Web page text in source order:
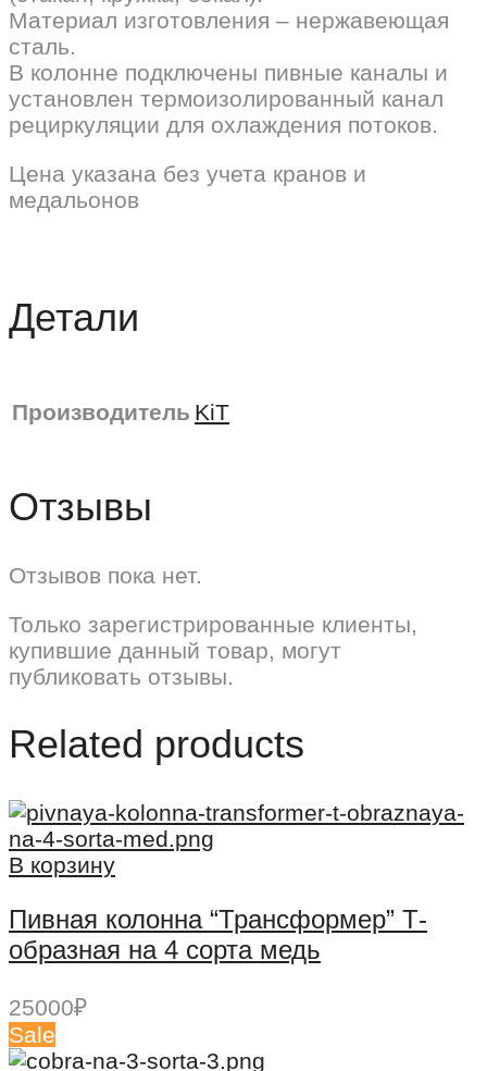
Материал изготовления – нержавеющая
сталь.
В колонне подключены пивные каналы и
установлен термоизолированный канал
рециркуляции для охлаждения потоков.
Цена указана без учета кранов и
медальонов
Детали
Производитель KiT
Отзывы
Отзывов пока нет.
Только зарегистрированные клиенты,
купившие данный товар, могут
публиковать отзывы.
Related products
В корзину
Пивная колонна “Трансформер” Т-
образная на 4 сорта медь
25000₽
Sale